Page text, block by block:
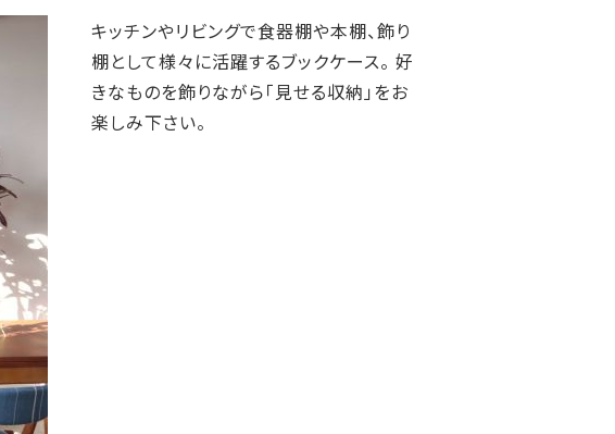
キッチンやリビングで食器棚や本棚、飾り
棚として様々に活躍するブックケース。 好
きなものを飾りながら「見せる収納」をお
楽しみ下さい。